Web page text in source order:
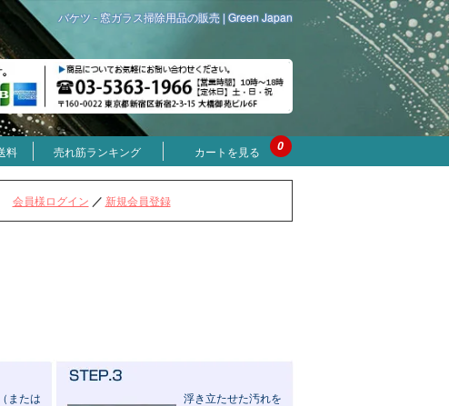
バケツ - 窓ガラス掃除用品の販売 | Green Japan
料 売れ筋ランキング カートを見る 0
会員様ログイン ／ 新規会員登録
または
浮き立たせた汚れを